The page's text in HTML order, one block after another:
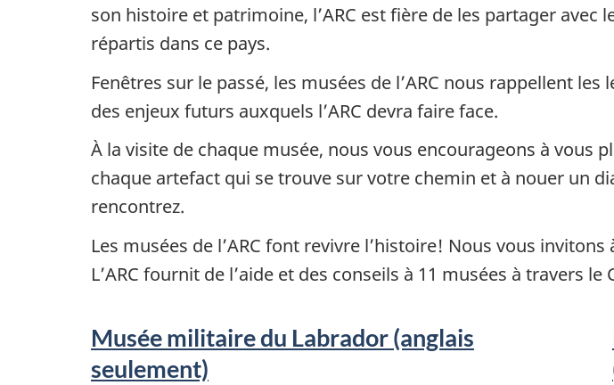
son histoire et patrimoine, l’ARC est fière de les partager avec
répartis dans ce pays.
Fenêtres sur le passé, les musées de l’ARC nous rappellent
des enjeux futurs auxquels l’ARC devra faire face.
À la visite de chaque musée, nous vous encourageons à vous
chaque artefact qui se trouve sur votre chemin et à nouer un
rencontrez.
Les musées de l’ARC font revivre l’histoire! Nous vous
L’ARC fournit de l’aide et des conseils à 11 musées à travers le
Musée militaire du Labrador (anglais
seulement)